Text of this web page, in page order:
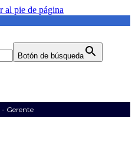
al pie de página
Botón de búsqueda
- Gerente